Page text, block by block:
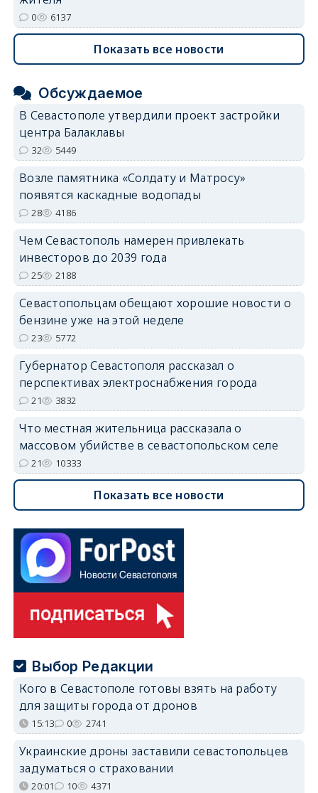
0 6137
Показать все новости
Обсуждаемое
В Севастополе утвердили проект застройки
центра Балаклавы
32 5449
Возле памятника «Солдату и Матросу»
появятся каскадные водопады
28 4186
Чем Севастополь намерен привлекать
инвесторов до 2039 года
25 2188
Севастопольцам обещают хорошие новости о
бензине уже на этой неделе
23 5772
Губернатор Севастополя рассказал о
перспективах электроснабжения города
21 3832
Что местная жительница рассказала о
массовом убийстве в севастопольском селе
21 10333
Показать все новости
Выбор Редакции
Кого в Севастополе готовы взять на работу
для защиты города от дронов
15:13 0 2741
Украинские дроны заставили севастопольцев
задуматься о страховании
20:01 10 4371